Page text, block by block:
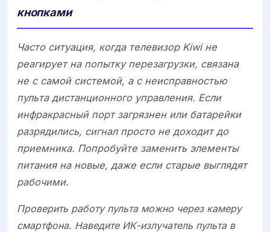
кнопками
Часто ситуация, когда телевизор Kiwiне
реагирует на попытку перезагрузки, связана
не с самой системой, а с неисправностью
пульта дистанционного управления. Если
инфракрасный порт загрязнен или батарейки
разрядились, сигнал просто не доходит до
приемника. Попробуйте заменить элементы
питания на новые, даже если старые выглядят
рабочими.
Проверить работу пульта можно через камеру
смартфона. Наведите ИК-излучатель пульта в